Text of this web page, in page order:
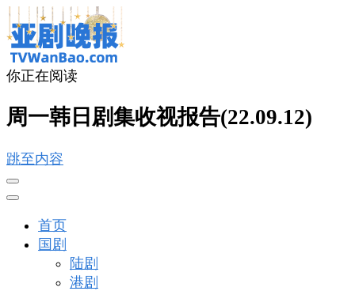
你正在阅读
周一韩日剧集收视报告(22.09.12)
跳至内容
首页
国剧
陆剧
港剧